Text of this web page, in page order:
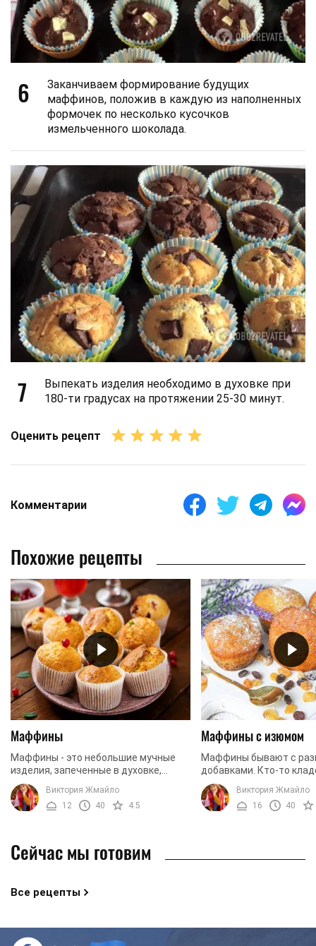
6
Заканчиваем формирование будущих
маффинов, положив в каждую из наполненных
формочек по несколько кусочков
измельченного шоколада.
7
Выпекать изделия необходимо в духовке при
180-ти градусах на протяжении 25-30 минут.
Оценить рецепт
Комментарии
Похожие рецепты
Маффины
Маффины - это небольшие мучные
изделия, запеченные в духовке,
которые чаще всего имеют начинку.
Обычно маффины делают в сладком
варианте, но ...
Виктория Жмайло
12
40 4.5
Маффины с изюмом
Маффины бывают с
добавками. Кто-то
сухофрукты, кому-то
нравятся изделия со
фруктами, шоколадом,
Виктория Жмайло
16
40
Сейчас мы готовим
Все рецепты